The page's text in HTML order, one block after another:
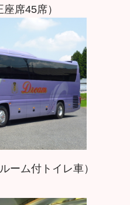
席45席）
ーム付トイレ車）